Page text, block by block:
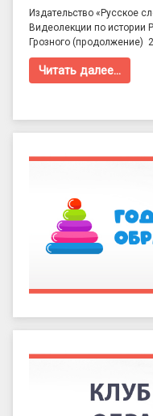
Издательство «Русское
Видеолекции по истории
Грозного (продолжение)
Читать далее…